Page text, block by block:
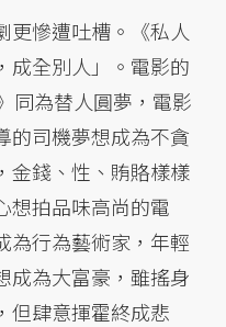
更慘遭吐槽。《私人
成全別人」。電影的
同為替人圓夢，電影
的司機夢想成為不貪
金錢、性、賄賂樣樣
想拍品味高尚的電
為行為藝術家，年輕
成為大富豪，雖搖身
但肆意揮霍終成悲